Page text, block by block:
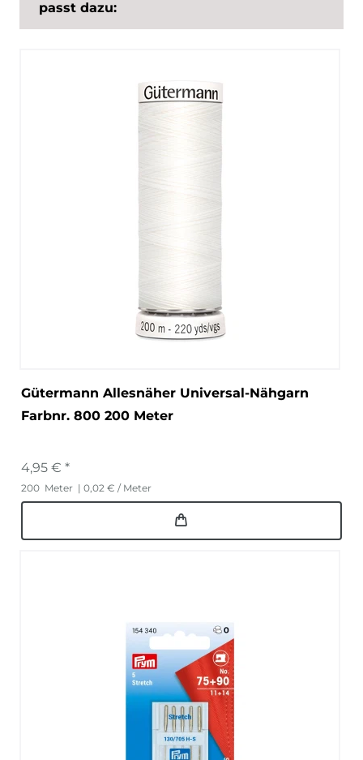
passt dazu:
Gütermann Allesnäher Universal-Nähgarn
Farbnr. 800 200 Meter
4,95 € *
200 Meter | 0,02 € / Meter